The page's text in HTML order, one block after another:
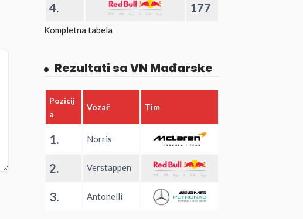
4. 177
Kompletna tabela
Rezultati sa VN Mađarske
Pozicij
a
Vozač Tim
1. Norris
2. Verstappen
3. Antonelli